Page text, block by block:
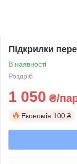
Підкрилки
В наявності
Роздріб
1 050 ₴/
Економія 100 ₴